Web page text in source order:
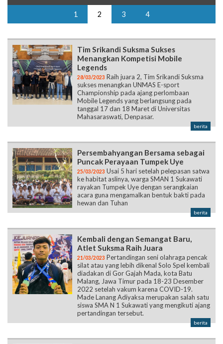
1 2 3 4
Tim Srikandi Suksma Sukses
Menangkan Kompetisi Mobile
Legends
28/03/2023 Raih juara 2, Tim Srikandi Suksma
sukses menangkan UNMAS E-sport
Championship pada ajang perlombaan
Mobile Legends yang berlangsung pada
tanggal 17 dan 18 Maret di Universitas
Mahasaraswati, Denpasar.
berita
Persembahyangan Bersama sebagai
Puncak Perayaan Tumpek Uye
25/03/2023 Usai 5 hari setelah pelepasan satwa
ke habitat aslinya, warga SMAN 1 Sukawati
rayakan Tumpek Uye dengan serangkaian
acara guna mengamalkan bentuk bakti pada
hewan dan Tuhan
berita
Kembali dengan Semangat Baru,
Atlet Suksma Raih Juara
21/03/2023 Pertandingan seni olahraga pencak
silat atau yang lebih dikenal Solo Spel kembali
diadakan di Gor Gajah Mada, kota Batu
Malang, Jawa Timur pada 18-23 Desember
2022 setelah vakum karena COVID-19.
Made Lanang Adiyaksa merupakan salah satu
siswa SMA N 1 Sukawati yang mengikuti ajang
pertandingan tersebut.
berita